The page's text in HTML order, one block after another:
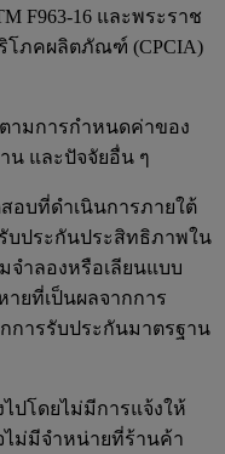
F963-16 และพระราช
ภคผลิตภัณฑ์ (CPCIA)
ามการกำหนดค่าของ
น และปัจจัยอื่น ๆ
อบที่ดำเนินการภายใต้
บประกันประสิทธิภาพใน
ำลองหรือเลียนแบบ
ายที่เป็นผลจากการ
การรับประกันมาตรฐาน
ปโดยไม่มีการแจ้งให้
ไม่มีจำหน่ายที่ร้านค้า